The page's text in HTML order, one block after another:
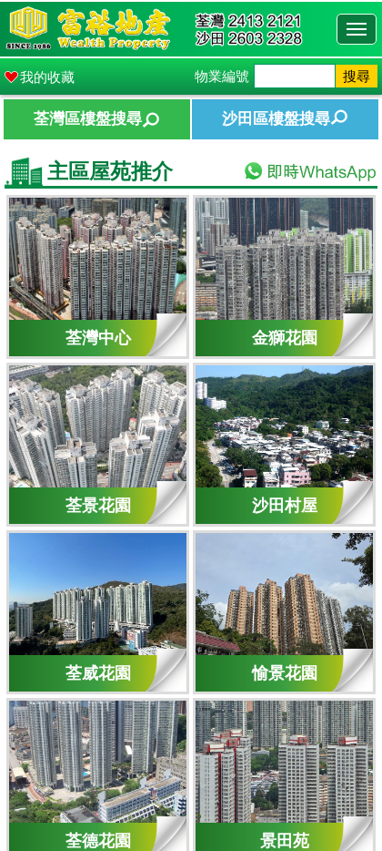
我的收藏 物業編號 搜尋
荃灣區樓盤搜尋 沙田區樓盤搜尋
主區屋苑推介
荃灣中心
荃景花園
荃威花園
荃德花園
金獅花園
沙田村屋
愉景花園
景田苑